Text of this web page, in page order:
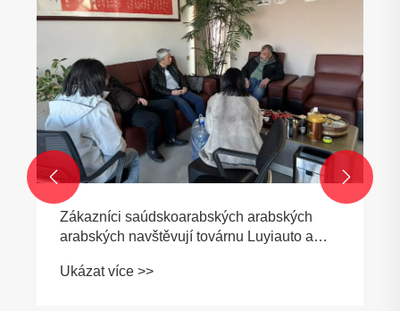
Zákazníci saúdskoarabských arabských
arabských navštěvují továrnu Luyiauto a
nízkým lůžkem pěti nápravy!
Ukázat více >>
 